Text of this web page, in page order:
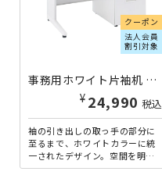
クーポン
法人会員
割引対象
事務用ホワイト片袖机 W1000×D700×H700 KDW-107S | 270034
¥ 24,990 税込
袖の引き出しの取っ手の部分に
至るまで、ホワイトカラーに統
一されたデザイン。空間を明る
く演出する、幅1000mmタイプ